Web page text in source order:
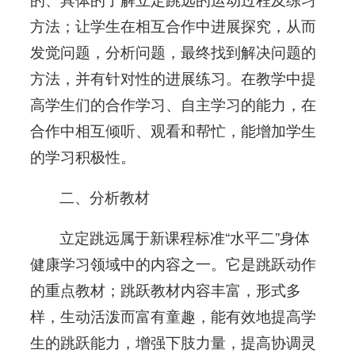
方法；让学生在相互合作中进展探究，从而
发觉问题，分析问题，最终找到解决问题的
方法，并有针对性的进展练习。在教学中提
高学生们的合作学习、自主学习的能力，在
合作中相互倾听、观看和帮忙，能增加学生
的学习积极性。
二、分析教材
立定跳远属于新课程标准“水平二”身体
健康学习领域中的内容之一。它是跳跃动作
的重点教材；跳跃教材内容丰富，形式多
样，生动活泼而富有童趣，能有效地提高学
生的跳跃能力，增强下肢力量，提高协调灵